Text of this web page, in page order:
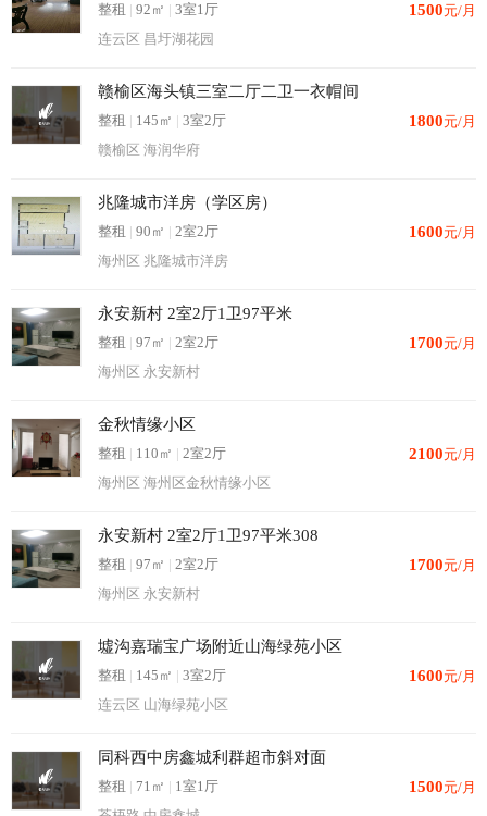
整租 | 92㎡ | 3室1厅 1500元/月
连云区 昌圩湖花园
赣榆区海头镇三室二厅二卫一衣帽间
整租 | 145㎡ | 3室2厅 1800元/月
赣榆区 海润华府
兆隆城市洋房（学区房）
整租 | 90㎡ | 2室2厅 1600元/月
海州区 兆隆城市洋房
永安新村 2室2厅1卫97平米
整租 | 97㎡ | 2室2厅 1700元/月
海州区 永安新村
金秋情缘小区
整租 | 110㎡ | 2室2厅 2100元/月
海州区 海州区金秋情缘小区
永安新村 2室2厅1卫97平米308
整租 | 97㎡ | 2室2厅 1700元/月
海州区 永安新村
墟沟嘉瑞宝广场附近山海绿苑小区
整租 | 145㎡ | 3室2厅 1600元/月
连云区 山海绿苑小区
同科西中房鑫城利群超市斜对面
整租 | 71㎡ | 1室1厅 1500元/月